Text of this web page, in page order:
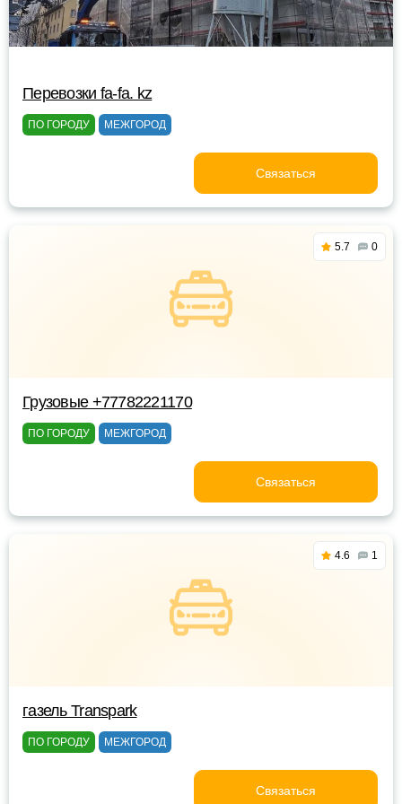
Перевозки fa-fa. kz
ПО ГОРОДУ МЕЖГОРОД
Связаться
5.7 0
Грузовые +77782221170
ПО ГОРОДУ МЕЖГОРОД
Связаться
4.6 1
газель Transpark
ПО ГОРОДУ МЕЖГОРОД
Связаться